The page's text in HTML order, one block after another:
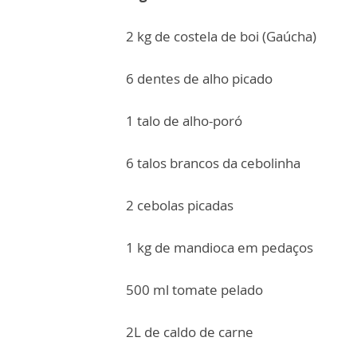
2 kg de costela de boi (Gaúcha)
6 dentes de alho picado
1 talo de alho-poró
6 talos brancos da cebolinha
2 cebolas picadas
1 kg de mandioca em pedaços
500 ml tomate pelado
2L de caldo de carne